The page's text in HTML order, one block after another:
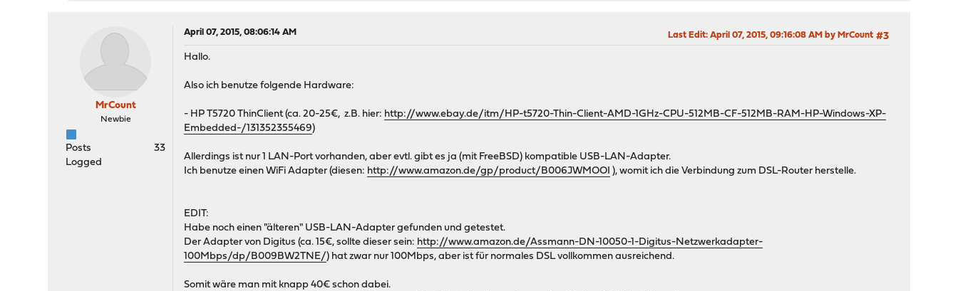
MrCount
Newbie
Posts
33
Logged
April 07, 2015, 08:06:14 AM #3
Last Edit: April 07, 2015, 09:16:08 AM by MrCount
Hallo.
Also ich benutze folgende Hardware:
- HP T5720 ThinClient (ca. 20-25€, z.B. hier: http://www.ebay.de/itm/HP-t5720-Thin-Client-AMD-1GHz-CPU-512MB-CF-512MB-RAM-HP-Windows-XP-
Embedded-/131352355469)
Allerdings ist nur 1 LAN-Port vorhanden, aber evtl. gibt es ja (mit FreeBSD) kompatible USB-LAN-Adapter.
Ich benutze einen WiFi Adapter (diesen: http://www.amazon.de/gp/product/B006JWMOOI ), womit ich die Verbindung zum DSL-Router herstelle.
EDIT:
Habe noch einen "älteren" USB-LAN-Adapter gefunden und getestet.
Der Adapter von Digitus (ca. 15€, sollte dieser sein: http://www.amazon.de/Assmann-DN-10050-1-Digitus-Netzwerkadapter-
100Mbps/dp/B009BW2TNE/) hat zwar nur 100Mbps, aber ist für normales DSL vollkommen ausreichend.
Somit wäre man mit knapp 40€ schon dabei.